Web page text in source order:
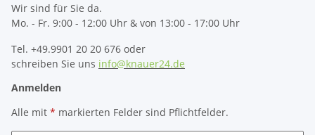
Wir sind für Sie da.
Mo. - Fr. 9:00 - 12:00 Uhr & von 13:00 - 17:00 Uhr
Tel. +49.9901 20 20 676 oder
schreiben Sie uns info@knauer24.de
Anmelden
Alle mit * markierten Felder sind Pflichtfelder.